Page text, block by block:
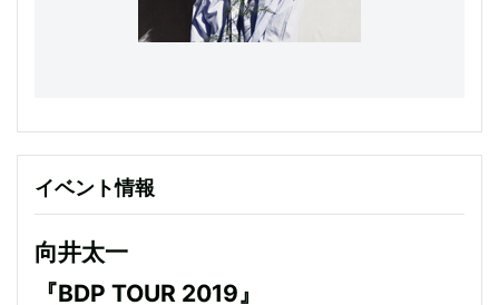
イベント情報
向井太一
『BDP TOUR 2019』